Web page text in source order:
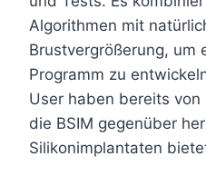
Algorithmen mit
Brustvergrößerung, um
Programm zu
User haben bereits
die BSIM gegenüber
Silikonimplantaten